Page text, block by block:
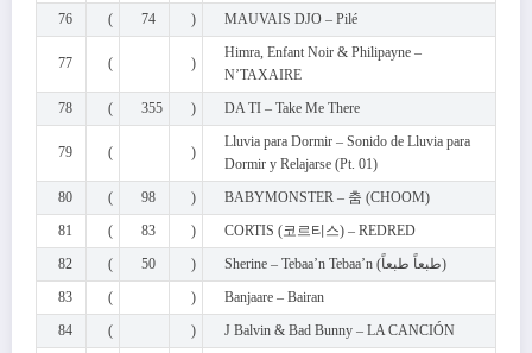
76
( 74 ) MAUVAIS DJO – Pilé
77 ( )
Himra, Enfant Noir & Philipayne –
N’TAXAIRE
78
( 355 ) DA TI – Take Me There
79 ( )
Lluvia para Dormir – Sonido de Lluvia para
Dormir y Relajarse (Pt. 01)
80
( 98 )
BABYMONSTER – 춤 (CHOOM)
81
( 83 )
CORTIS (코르티스) – REDRED
82
( 50 )
Sherine – Tebaa’n Tebaa’n (طبعاً طبعاً)
83
( )
Banjaare – Bairan
84
( )
J Balvin & Bad Bunny – LA CANCIÓN